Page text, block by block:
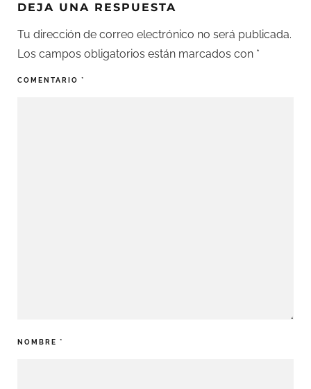
DEJA UNA RESPUESTA
Tu dirección de correo electrónico no será publicada.
Los campos obligatorios están marcados con *
COMENTARIO *
NOMBRE *